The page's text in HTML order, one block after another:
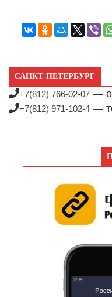
САНКТ-ПЕТЕРБУРГ
+7(812) 766-02-07 —
+7(812) 971-102-4 —